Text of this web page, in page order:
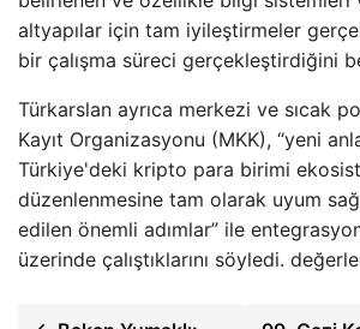
altyapılar için tam iyileştirmeler
bir çalışma süreci gerçekleştirdiğini
Türkarslan ayrıca merkezi ve sıcak
Kayıt Organizasyonu (MKK), “yeni
Türkiye'deki kripto para birimi
düzenlenmesine tam olarak uyum
edilen önemli adımlar” ile
üzerinde çalıştıklarını söyledi.